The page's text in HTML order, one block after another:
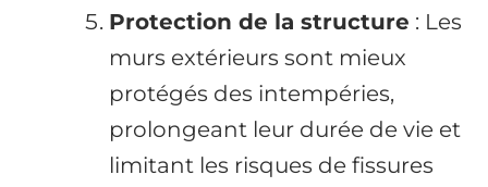
Protection de la structure : Les
murs extérieurs sont mieux
protégés des intempéries,
prolongeant leur durée de vie et
limitant les risques de fissures